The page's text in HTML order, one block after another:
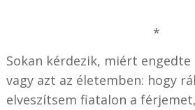
*
Sokan kérdezik, miért
vagy azt az életemben: hogy
elveszítsem fiatalon a